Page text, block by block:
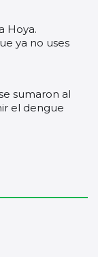
Hoya.
ya no uses
sumaron al
el dengue